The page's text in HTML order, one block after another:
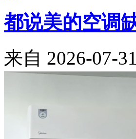
都说美的空调
来自 2026-07-31